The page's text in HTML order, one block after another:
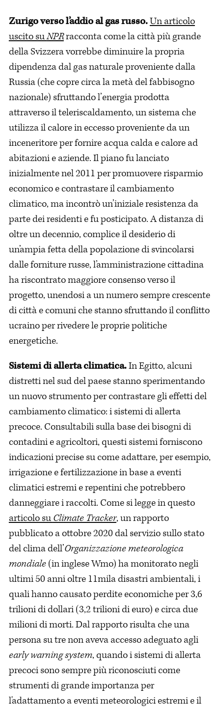
Zurigo verso l’addio al gas russo.Un articolo
uscito suNPRracconta come la città più grande
della Svizzera vorrebbe diminuire la propria
dipendenza dal gas naturale proveniente dalla
Russia (che copre circa la metà del fabbisogno
nazionale) sfruttando l’energia prodotta
attraverso il teleriscaldamento, un sistema che
utilizza il calore in eccesso proveniente da un
inceneritore per fornire acqua calda e calore ad
abitazioni e aziende. Il piano fu lanciato
inizialmente nel 2011 per promuovere risparmio
economico e contrastare il cambiamento
climatico, ma incontrò un’iniziale resistenza da
parte dei residenti e fu posticipato. A distanza di
oltre un decennio, complice il desiderio di
un’ampia fetta della popolazione di svincolarsi
dalle forniture russe, l’amministrazione cittadina
ha riscontrato maggiore consenso verso il
progetto, unendosi a un numero sempre crescente
di città e comuni che stanno sfruttando il conflitto
ucraino per rivedere le proprie politiche
energetiche.
Sistemi di allerta climatica.In Egitto, alcuni
distretti nel sud del paese stanno sperimentando
un nuovo strumento per contrastare gli effetti del
cambiamento climatico: i sistemi di allerta
precoce. Consultabili sulla base dei bisogni di
contadini e agricoltori, questi sistemi forniscono
indicazioni precise su come adattare, per esempio,
irrigazione e fertilizzazione in base a eventi
climatici estremi e repentini che potrebbero
danneggiare i raccolti. Come si legge in questo
articolo suClimate Tracker, un rapporto
pubblicato a ottobre 2020 dal servizio sullo stato
del clima dell’Organizzazione meteorologica
mondiale(in inglese Wmo) ha monitorato negli
ultimi 50 anni oltre 11mila disastri ambientali, i
quali hanno causato perdite economiche per 3,6
trilioni di dollari (3,2 trilioni di euro) e circa due
milioni di morti. Dal rapporto risulta che una
persona su tre non aveva accesso adeguato agli
early warning system, quando i sistemi di allerta
precoci sono sempre più riconosciuti come
strumenti di grande importanza per
l'adattamento a eventi meteorologici estremi e il